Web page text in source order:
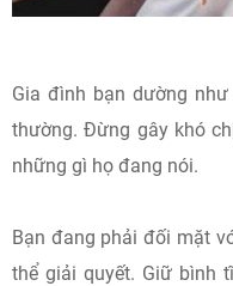
Gia đình bạn dường
thường. Đừng gây khó
những gì họ đang nói.
Bạn đang phải đối mặt
thể giải quyết. Giữ bình